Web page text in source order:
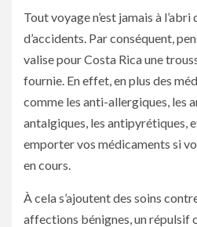
Tout voyage n’est jamais à l’abri
d’accidents. Par conséquent,
valise pour Costa Rica une
fournie. En effet, en plus des
comme les anti-allergiques, les
antalgiques, les antipyrétiques,
emporter vos médicaments si
en cours.
À cela s’ajoutent des soins
affections bénignes, un répulsif